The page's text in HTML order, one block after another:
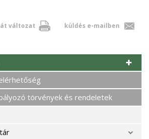
változat küldés e-mailben
törvények és rendeletek